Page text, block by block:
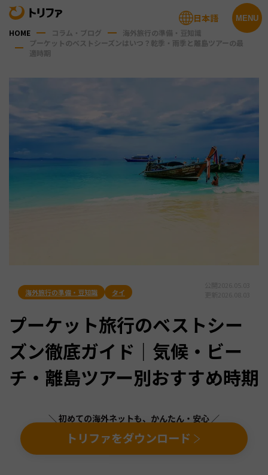
MENU
日本語
HOME コラム・ブログ
海外旅行の準備・豆知識
プーケットのベストシーズンはいつ？乾季・雨季と離島ツアーの最
適時期
海外旅行の準備・豆知識 タイ
プーケット旅行のベストシー
ズン徹底ガイド｜気候・ビー
チ・離島ツアー別おすすめ時期
＼ 初めての海外ネットも、かんたん・安心 ／
トリファをダウンロード